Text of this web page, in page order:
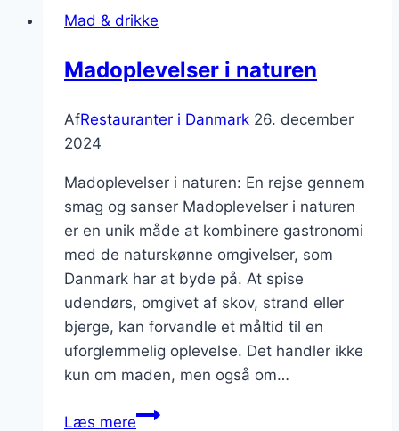
Mad & drikke
Madoplevelser i naturen
AfRestauranter i Danmark 26. december
2024
Madoplevelser i naturen: En rejse gennem
smag og sanser Madoplevelser i naturen
er en unik måde at kombinere gastronomi
med de naturskønne omgivelser, som
Danmark har at byde på. At spise
udendørs, omgivet af skov, strand eller
bjerge, kan forvandle et måltid til en
uforglemmelig oplevelse. Det handler ikke
kun om maden, men også om…
Læs mereMadoplevelser